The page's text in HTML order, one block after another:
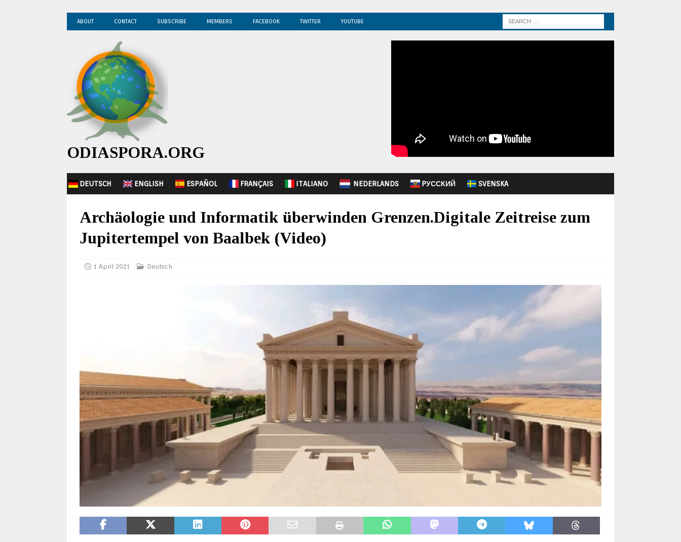
ABOUT CONTACT SUBSCRIBE MEMBERS FACEBOOK TWITTER YOUTUBE
ODIASPORA.ORG
DEUTSCH ENGLISH ESPAÑOL FRANÇAIS ITALIANO NEDERLANDS PУССКИЙ SVENSKA
Archäologie und Informatik überwinden Grenzen.Digitale Zeitreise zum
Jupitertempel von Baalbek (Video)
1 April 2021 Deutsch